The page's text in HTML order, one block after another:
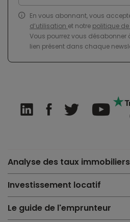
En vous abonnant, vous
d’utilisation et notre politique
Vous pourrez vous
lien présent dans chaque
Analyse des taux immobiliers
Investissement locatif
Le guide de l'emprunteur